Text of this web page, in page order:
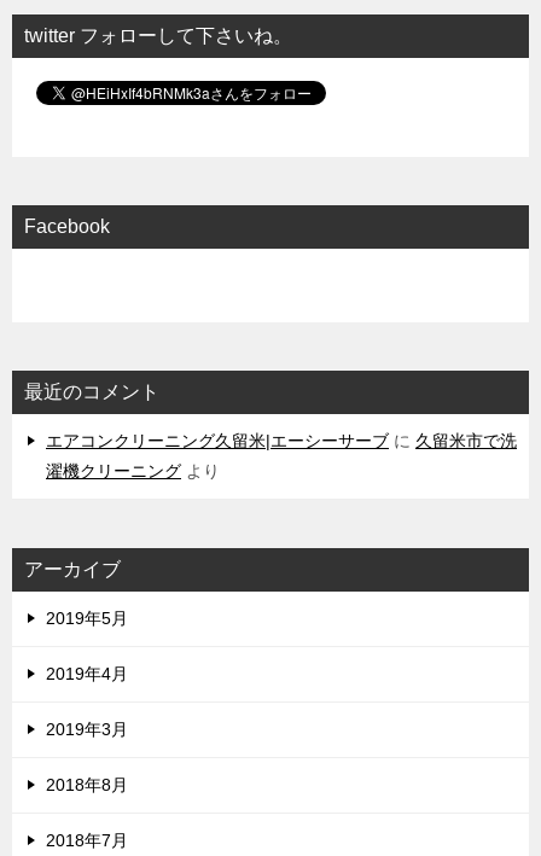
twitter フォローして下さいね。
Facebook
最近のコメント
エアコンクリーニング久留米|エーシーサーブ に 久留米市で洗
濯機クリーニング より
アーカイブ
2019年5月
2019年4月
2019年3月
2018年8月
2018年7月